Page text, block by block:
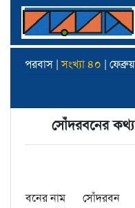
পরবাস |সংখ্যা ৪০ |
সোঁদরবনের
বনের নাম
সোঁদরবন